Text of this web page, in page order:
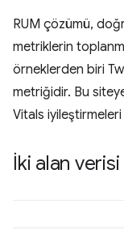
RUM çözümü,
metriklerin
örneklerden biri
metriğidir. Bu
Vitals
İki alan